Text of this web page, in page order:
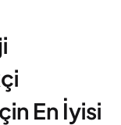
En İyisi